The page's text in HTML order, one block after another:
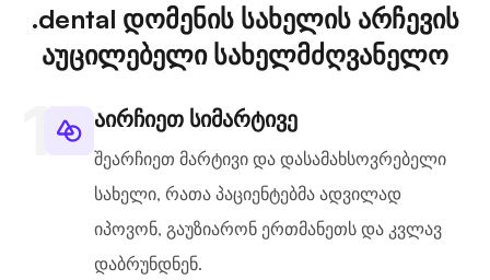
.dental დომენის სახელის არჩევის
აუცილებელი სახელმძღვანელო
აირჩიეთ სიმარტივე
შეარჩიეთ მარტივი და დასამახსოვრებელი
სახელი, რათა პაციენტებმა ადვილად
იპოვონ, გაუზიარონ ერთმანეთს და კვლავ
დაბრუნდნენ.